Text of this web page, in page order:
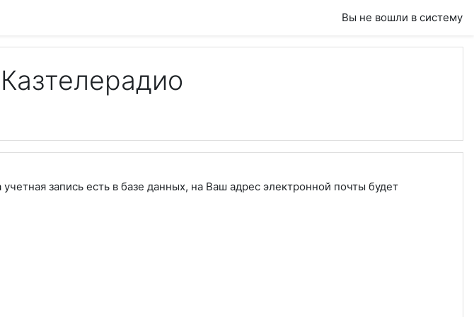
Вы не вошли в систему
запись есть в базе данных, на Ваш адрес электронной почты будет